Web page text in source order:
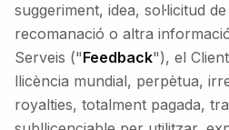
suggeriment, idea, sol·licitud
recomanació o altra
Serveis ("Feedback"), el
llicència mundial, perpètua,
royalties, totalment pagada,